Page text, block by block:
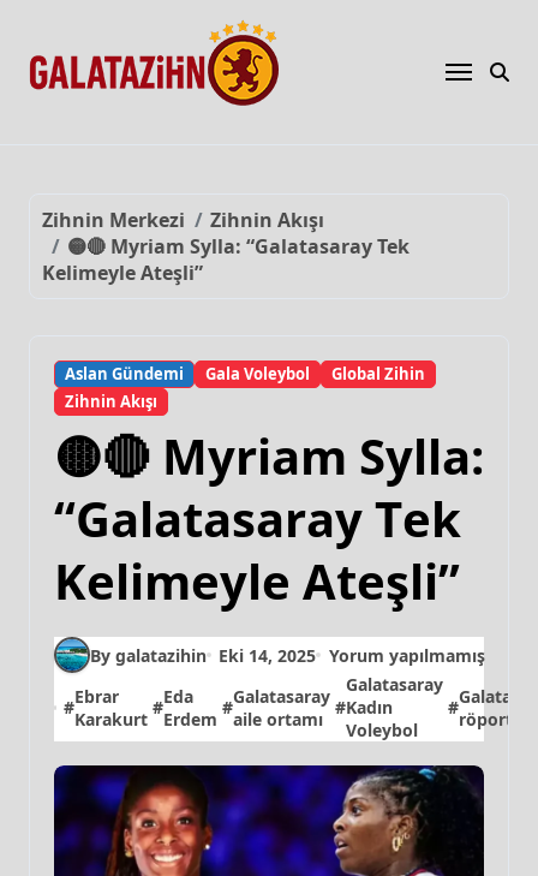
Zihnin Merkezi
Zihnin Akışı
🟡🔴 Myriam Sylla: “Galatasaray Tek
Kelimeyle Ateşli”
Aslan Gündemi Gala Voleybol
Global Zihin
Zihnin Akışı
🟡🔴 Myriam Sylla:
“Galatasaray Tek
Kelimeyle Ateşli”
By galatazihin Eki 14, 2025 Yorum yapılmamış
#Ebrar
Karakurt #Eda
Erdem #Galatasaray
aile ortamı #
Galatasaray
Kadın
Voleybol
#röportaj